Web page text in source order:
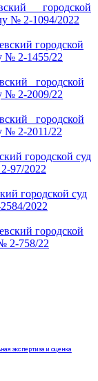
городской
№ 2-1094/2022
городской
№ 2-1455/22
городской
№ 2-2009/22
городской
№ 2-2011/22
городской суд
97/2022
городской суд
2022
городской
2-758/22
экспертиза и оценка